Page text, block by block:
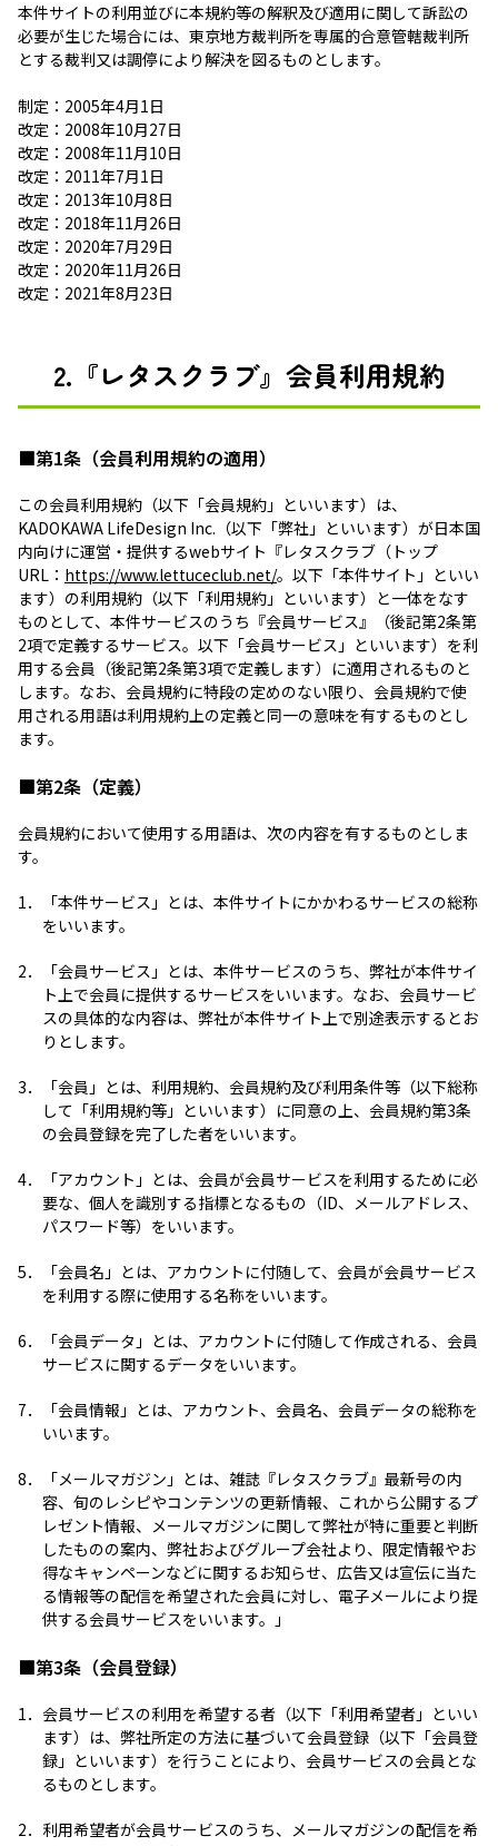
本件サイトの利用並びに本規約等の解釈及び適用に関して訴訟の
必要が生じた場合には、東京地方裁判所を専属的合意管轄裁判所
とする裁判又は調停により解決を図るものとします。
制定：2005年4月1日
改定：2008年10月27日
改定：2008年11月10日
改定：2011年7月1日
改定：2013年10月8日
改定：2018年11月26日
改定：2020年7月29日
改定：2020年11月26日
改定：2021年8月23日
2.『レタスクラブ』会員利用規約
■第1条（会員利用規約の適用）
この会員利用規約（以下「会員規約」といいます）は、
KADOKAWA LifeDesign Inc.（以下「弊社」といいます）が日本国
内向けに運営・提供するwebサイト『レタスクラブ（トップ
URL： https://www.lettuceclub.net/。以下「本件サイト」といい
ます）の利用規約（以下「利用規約」といいます）と一体をなす
ものとして、本件サービスのうち『会員サービス』（後記第2条第
2項で定義するサービス。以下「会員サービス」といいます）を利
用する会員（後記第2条第3項で定義します）に適用されるものと
します。なお、会員規約に特段の定めのない限り、会員規約で使
用される用語は利用規約上の定義と同一の意味を有するものとし
ます。
■第2条（定義）
会員規約において使用する用語は、次の内容を有するものとしま
す。
1．
「本件サービス」とは、本件サイトにかかわるサービスの総称
をいいます。
2．
「会員サービス」とは、本件サービスのうち、弊社が本件サイ
ト上で会員に提供するサービスをいいます。なお、会員サービ
スの具体的な内容は、弊社が本件サイト上で別途表示するとお
りとします。
3．
「会員」とは、利用規約、会員規約及び利用条件等（以下総称
して「利用規約等」といいます）に同意の上、会員規約第3条
の会員登録を完了した者をいいます。
4．
「アカウント」とは、会員が会員サービスを利用するために必
要な、個人を識別する指標となるもの（ID、メールアドレス、
パスワード等）をいいます。
5．
「会員名」とは、アカウントに付随して、会員が会員サービス
を利用する際に使用する名称をいいます。
6．
「会員データ」とは、アカウントに付随して作成される、会員
サービスに関するデータをいいます。
7．
「会員情報」とは、アカウント、会員名、会員データの総称を
いいます。
8．
「メールマガジン」とは、雑誌『レタスクラブ』最新号の内
容、旬のレシピやコンテンツの更新情報、これから公開するプ
レゼント情報、メールマガジンに関して弊社が特に重要と判断
したものの案内、弊社およびグループ会社より、限定情報やお
得なキャンペーンなどに関するお知らせ、広告又は宣伝に当た
る情報等の配信を希望された会員に対し、電子メールにより提
供する会員サービスをいいます。」
■第3条（会員登録）
1． 会員サービスの利用を希望する者（以下「利用希望者」といい
ます）は、弊社所定の方法に基づいて会員登録（以下「会員登
録」といいます）を行うことにより、会員サービスの会員とな
るものとします。
2． 利用希望者が会員サービスのうち、メールマガジンの配信を希